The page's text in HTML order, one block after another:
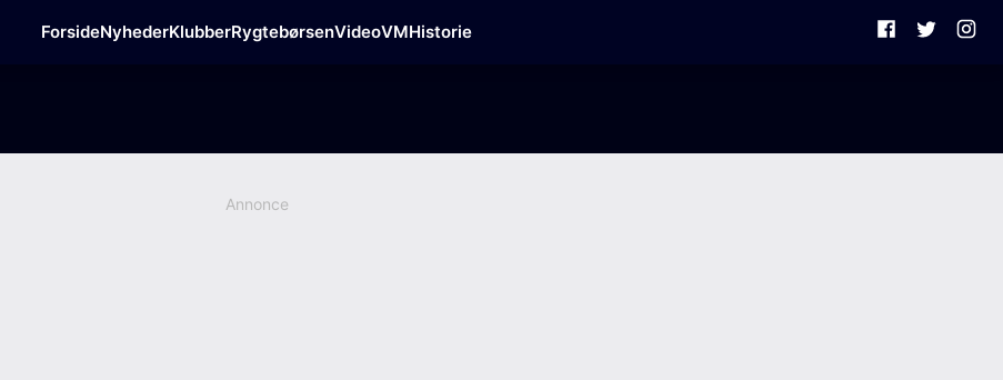
ForsideNyhederKlubberRygtebørsenVideoVMHistorie
Annonce